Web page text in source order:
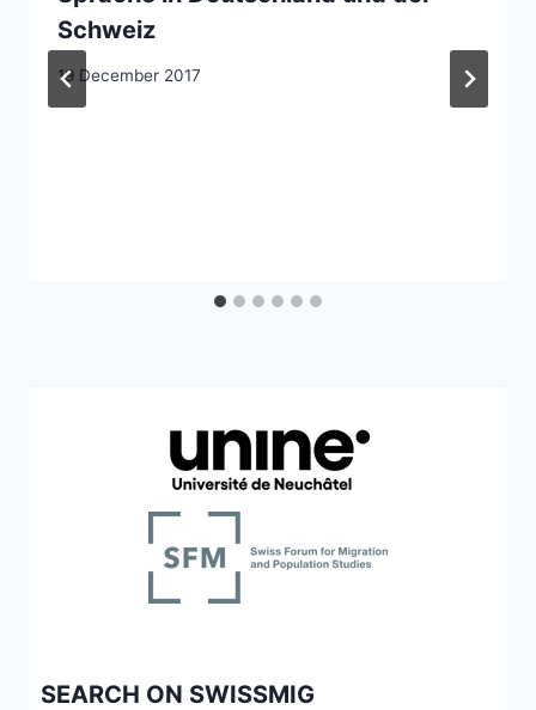
Schweiz
19 December 2017
SEARCH ON SWISSMIG